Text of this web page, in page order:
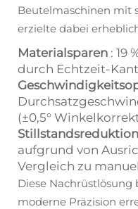
Beutelmaschinen mit
erzielte dabei
Materialsparen : 19
durch Echtzeit-
(±0,5°
Stillstandsreduktion
aufgrund von
Vergleich zu
Diese Nachrüstlösung
moderne Präzision